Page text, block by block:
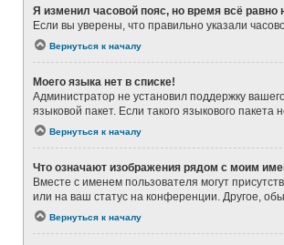
Я изменил часовой пояс, но время всё равно
Если вы уверены, что правильно указали
Вернуться к началу
Моего языка нет в списке!
Администратор не установил поддержку
языковой пакет. Если такого языкового
Вернуться к началу
Что означают изображения рядом с моим
Вместе с именем пользователя могут
или на ваш статус на конференции. Другое,
Вернуться к началу